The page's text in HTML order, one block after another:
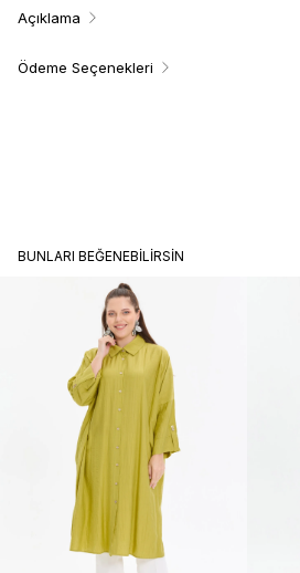
Açıklama
Ödeme Seçenekleri
BUNLARI BEĞENEBILIRSIN